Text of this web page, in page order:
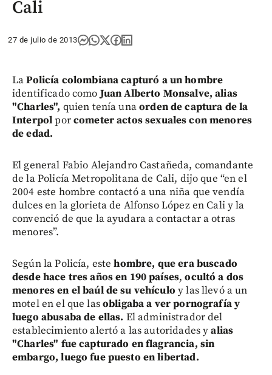
Cali
27 de julio de 2013
LaPolicía colombiana capturó a un hombre
identificado comoJuan Alberto Monsalve, alias
"Charles", quien tenía unaorden de captura de la
Interpolporcometer actos sexuales con menores
de edad.
El general Fabio Alejandro Castañeda, comandante
de la Policía Metropolitana de Cali, dijo que “en el
2004 este hombre contactó a una niña que vendía
dulces en la glorieta de Alfonso López en Cali y la
convenció de que la ayudara a contactar a otras
menores”.
Según la Policía, estehombre, que era buscado
desde hace tres años en 190 países,ocultó a dos
menores en el baúl de su vehículo y las llevó a un
motel en el que lasobligaba a ver pornografía y
luego abusaba de ellas. El administrador del
establecimiento alertó a las autoridades yalias
"Charles" fue capturado en flagrancia, sin
embargo, luego fue puesto en libertad.